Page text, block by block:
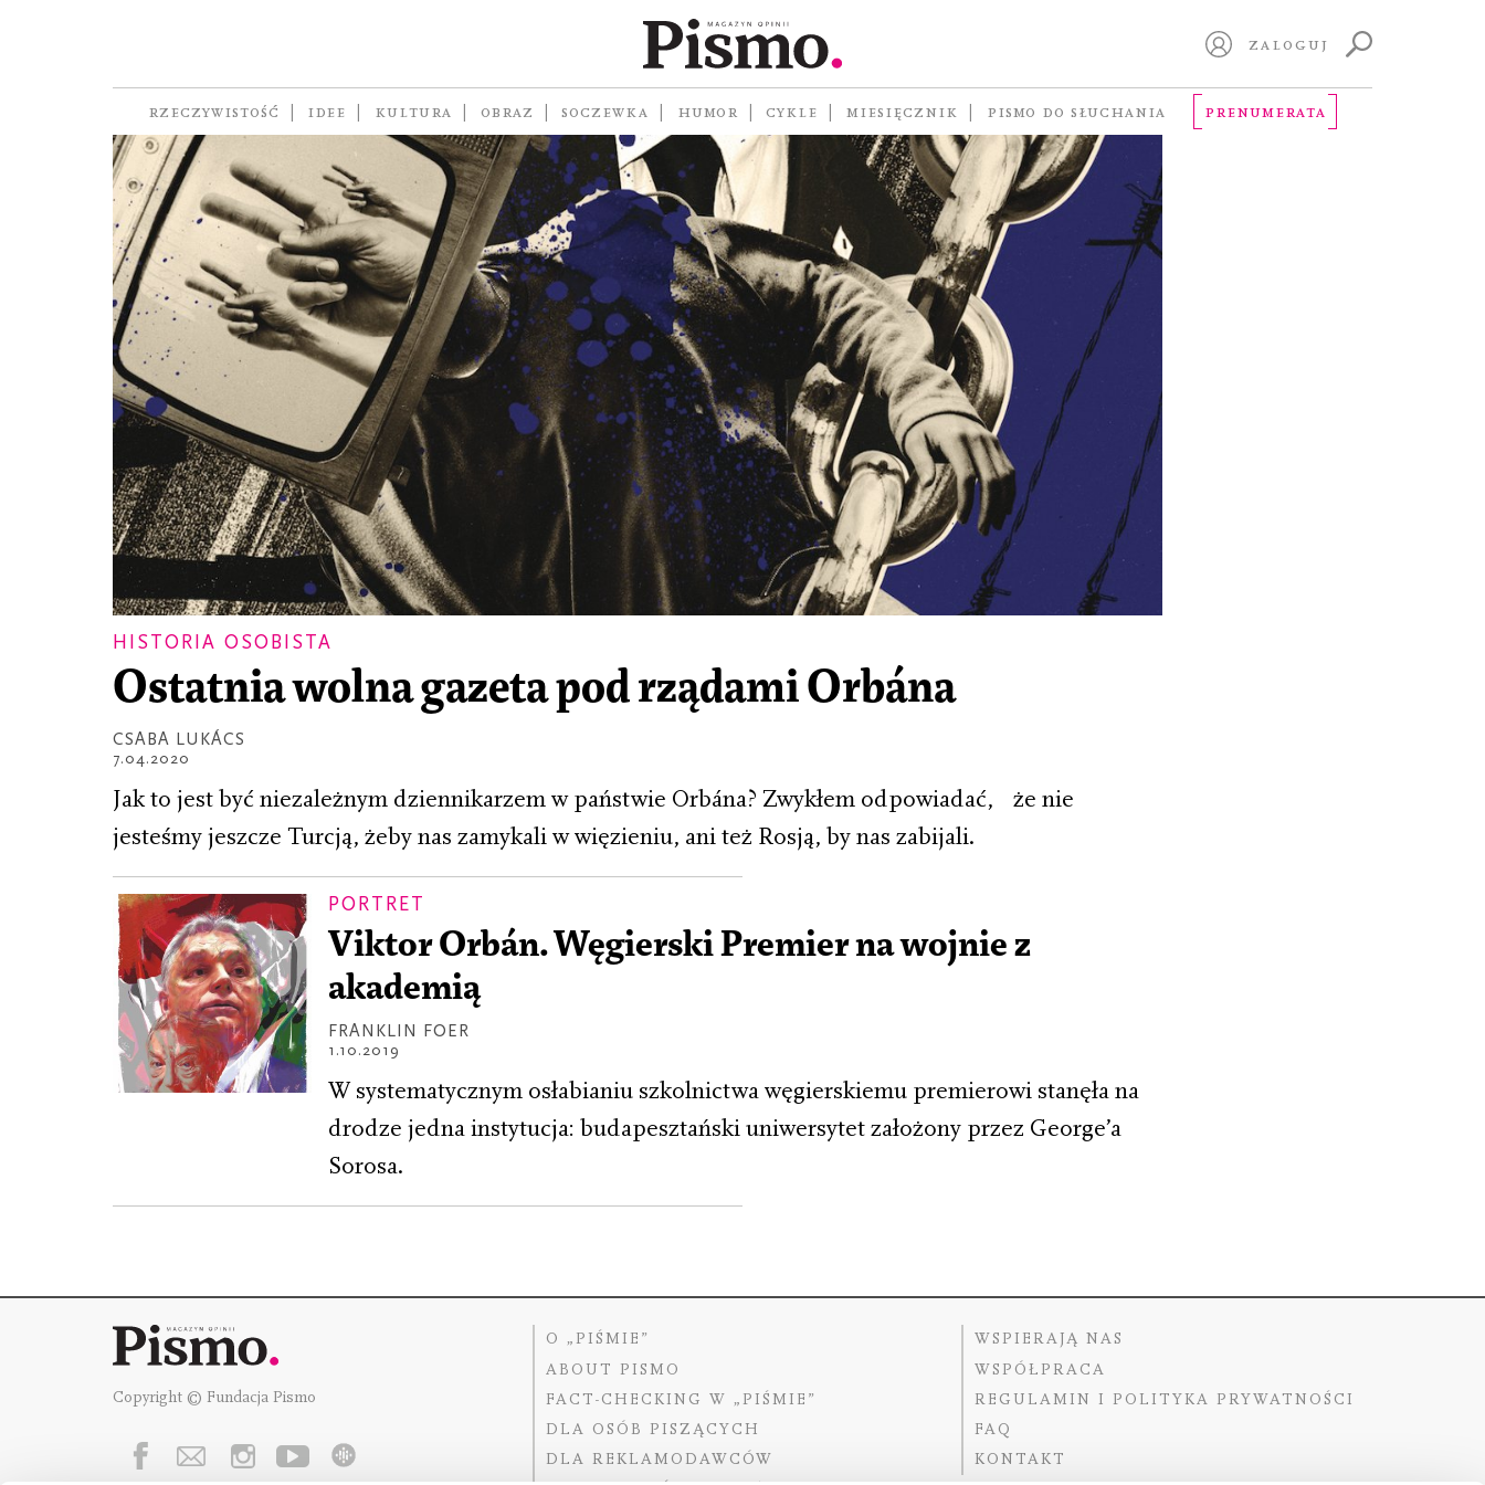
ZALOGUJ
RZECZYWISTOŚĆ IDEE KULTURA OBRAZ SOCZEWKA HUMOR CYKLE MIESIĘCZNIK PISMO DO SŁUCHANIA PRENUMERATA
HISTORIA OSOBISTA
Ostatnia wolna gazeta pod rządami Orbána
CSABA LUKÁCS
7.04.2020
Jak to jest być niezależnym dziennikarzem w państwie Orbána? Zwykłem odpowiadać, że nie
jesteśmy jeszcze Turcją, żeby nas zamykali w więzieniu, ani też Rosją, by nas zabijali.
PORTRET
Viktor Orbán. Węgierski Premier na wojnie z
akademią
FRANKLIN FOER
1.10.2019
W systematycznym osłabianiu szkolnictwa węgierskiemu premierowi stanęła na
drodze jedna instytucja: budapesztański uniwersytet założony przez George’a
Sorosa.
Copyright © Fundacja Pismo
O „PIŚMIE”
ABOUT PISMO
FACT-CHECKING W „PIŚMIE”
DLA OSÓB PISZĄCYCH
DLA REKLAMODAWCÓW
WSPIERAJĄ NAS
WSPÓŁPRACA
REGULAMIN I POLITYKA PRYWATNOŚCI
FAQ
KONTAKT